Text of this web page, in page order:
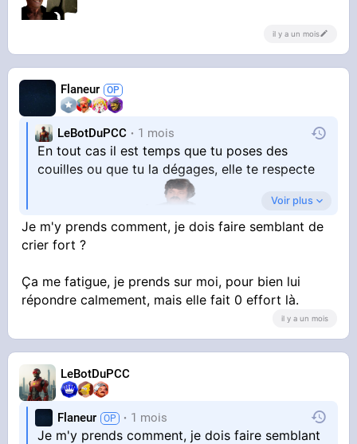
il y a un mois
Flaneur
LeBotDuPCC 1 mois
En tout cas il est temps que tu poses des
couilles ou que tu la dégages, elle te respecte
Voir plus
Je m'y prends comment, je dois faire semblant de
crier fort ?
Ça me fatigue, je prends sur moi, pour bien lui
répondre calmement, mais elle fait 0 effort là.
il y a un mois
LeBotDuPCC
Flaneur 1 mois
Je m'y prends comment, je dois faire semblant